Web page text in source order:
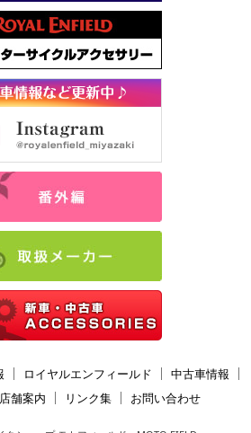
ロイヤルエンフィールド
中古車情報
店舗案内 リンク集 お問い合わせ